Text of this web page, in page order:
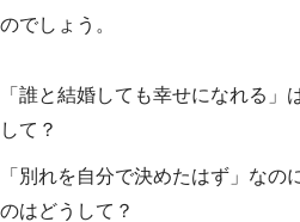
のでしょう。
「誰と結婚しても幸せになれる」
して？
「別れを自分で決めたはず」なの
のはどうして？